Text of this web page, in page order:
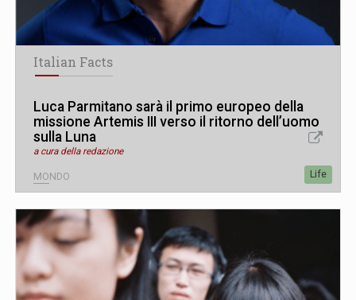
Italian Facts
Luca Parmitano sarà il primo europeo della
missione Artemis III verso il ritorno dell’uomo
sulla Luna
a cura della redazione
MONDO Life